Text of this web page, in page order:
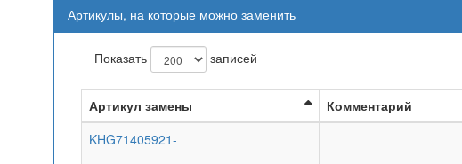
Артикулы, на которые можно заменить
Показать записей
Артикул замены Комментарий
KHG71405921-